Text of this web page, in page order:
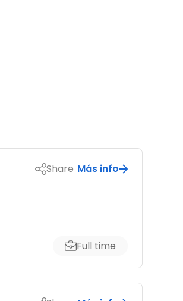
Share Más info
Full time